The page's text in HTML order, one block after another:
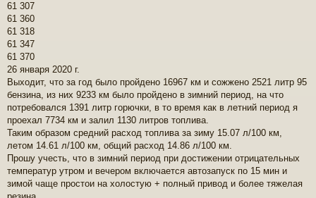
61 307
61 360
61 318
61 347
61 370
26 января 2020 г.
Выходит, что за год было пройдено 16967 км и сожжено 2521 литр 95
бензина, из них 9233 км было пройдено в зимний период, на что
потребовался 1391 литр горючки, в то время как в летний период я
проехал 7734 км и залил 1130 литров топлива.
Таким образом средний расход топлива за зиму 15.07 л/100 км,
летом 14.61 л/100 км, общий расход 14.86 л/100 км.
Прошу учесть, что в зимний период при достижении отрицательных
температур утром и вечером включается автозапуск по 15 мин и
зимой чаще простои на холостую + полный привод и более тяжелая